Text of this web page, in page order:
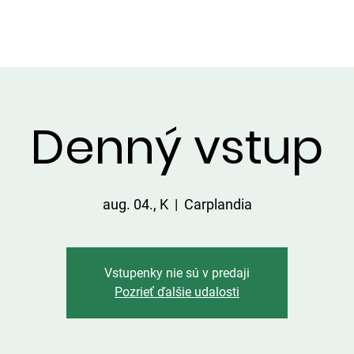
Denný vstup
aug. 04., K
  |
Carplandia
Vstupenky nie sú v predaji
Pozrieť ďalšie udalosti